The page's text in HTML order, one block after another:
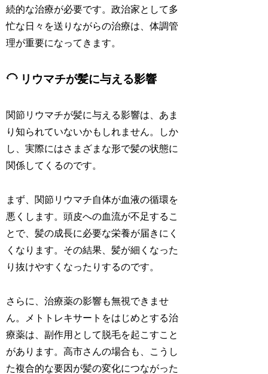
続的な治療が必要です。政治家として多
忙な日々を送りながらの治療は、体調管
理が重要になってきます。
🦲 リウマチが髪に与える影響
関節リウマチが髪に与える影響は、あま
り知られていないかもしれません。しか
し、実際にはさまざまな形で髪の状態に
関係してくるのです。
まず、関節リウマチ自体が血液の循環を
悪くします。頭皮への血流が不足するこ
とで、髪の成長に必要な栄養が届きにく
くなります。その結果、髪が細くなった
り抜けやすくなったりするのです。
さらに、治療薬の影響も無視できませ
ん。メトトレキサートをはじめとする治
療薬は、副作用として脱毛を起こすこと
があります。高市さんの場合も、こうし
た複合的な要因が髪の変化につながった